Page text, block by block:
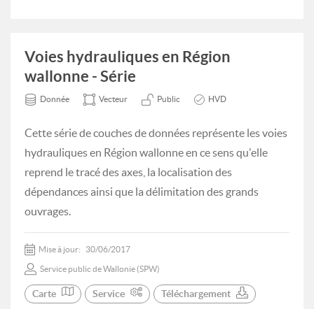
Voies hydrauliques en Région
wallonne - Série
Donnée Vecteur Public HVD
Cette série de couches de données représente les voies
hydrauliques en Région wallonne en ce sens qu'elle
reprend le tracé des axes, la localisation des
dépendances ainsi que la délimitation des grands
ouvrages.
Mise à jour: 30/06/2017
Service public de Wallonie (SPW)
Carte Service Téléchargement